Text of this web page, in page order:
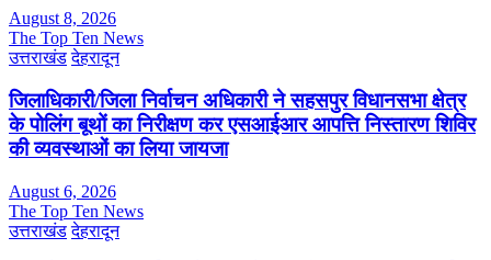
August 8, 2026
The Top Ten News
उत्तराखंड देहरादून
जिलाधिकारी/जिला निर्वाचन अधिकारी ने सहसपुर विधानसभा क्षेत्र
के पोलिंग बूथों का निरीक्षण कर एसआईआर आपत्ति निस्तारण शिविर
की व्यवस्थाओं का लिया जायजा
August 6, 2026
The Top Ten News
उत्तराखंड देहरादून